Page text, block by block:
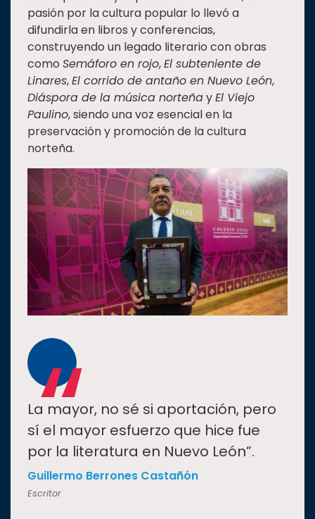
pasión por la cultura popular lo llevó a
difundirla en libros y conferencias,
construyendo un legado literario con obras
como Semáforo en rojo,El subteniente de
Linares,El corrido de antaño en Nuevo León,
Diáspora de la música norteñayEl Viejo
Paulino, siendo una voz esencial en la
preservación y promoción de la cultura
norteña.
“
La mayor, no sé si aportación, pero
sí el mayor esfuerzo que hice fue
por la literatura en Nuevo León”.
Guillermo Berrones Castañón
Escritor